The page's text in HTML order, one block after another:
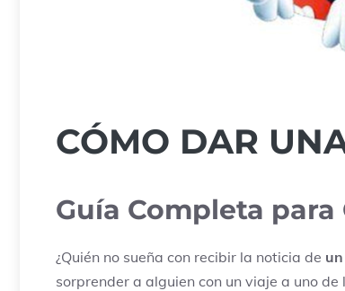
CÓMO DAR
Guía Completa
¿Quién no sueña con recibir la noticia de
sorprender a alguien con un viaje a uno